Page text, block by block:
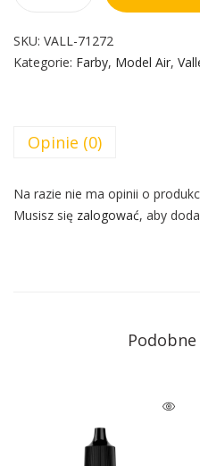
SKU: VALL-71272
Kategorie: Farby, Model Air,
Opinie (0)
Na razie nie ma opinii o
Musisz się zalogować, aby